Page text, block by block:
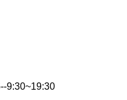
9:30~19:30